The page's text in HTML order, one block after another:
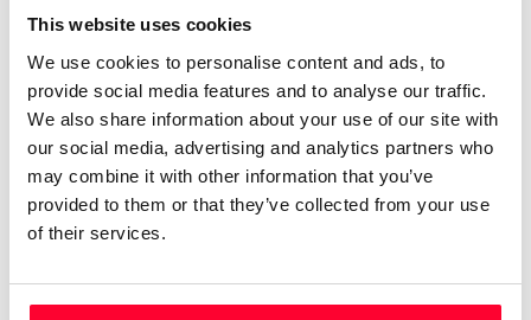
This website uses cookies
We use cookies to personalise content and ads, to
provide social media features and to analyse our traffic.
We also share information about your use of our site with
our social media, advertising and analytics partners who
may combine it with other information that you’ve
provided to them or that they’ve collected from your use
of their services.
que algún tema es más bien hard
rock. Compagino esto con obras
más sencillas e intimistas.
Tengo 74 álbumes en el mercado
digital, con el alias de aRPA”
Soy licenciado en Historia Antigua. Siempre me ha gustado
celta allá por los ochenta. En música tengo un año de piano,